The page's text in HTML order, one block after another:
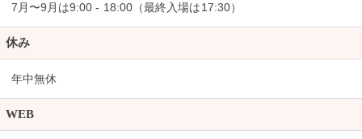
7月〜9月は9:00 - 18:00（最終入場は17:30）
休み
年中無休
WEB